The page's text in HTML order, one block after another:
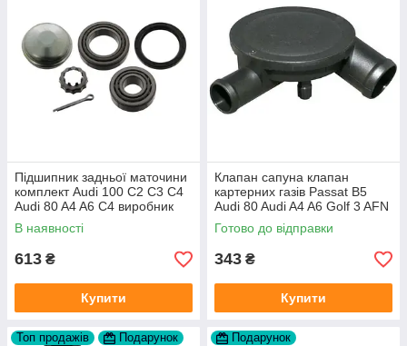
Підшипник задньої маточини
комплект Audi 100 C2 C3 C4
Audi 80 A4 A6 C4 виробник
FAG
В наявності
613 ₴
Купити
Клапан сапуна клапан
картерних газів Passat B5
Audi 80 Audi A4 A6 Golf 3 AFN
1Y AAZ 1Z AFF AEY AAZ AHB
AHU
Готово до відправки
343 ₴
Купити
Топ продажів Подарунок Подарунок